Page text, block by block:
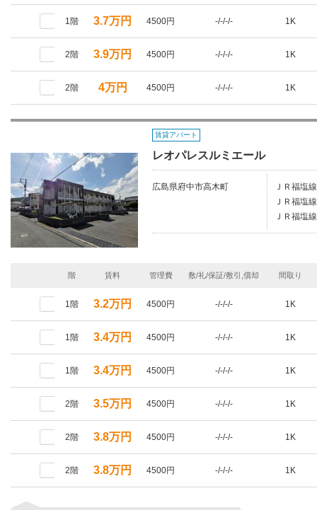
1階 3.7万円 4500円 -/-/-/- 1K
2階 3.9万円 4500円 -/-/-/- 1K
2階 4万円 4500円 -/-/-/- 1K
賃貸アパート
レオパレスルミエール
広島県府中市高木町
ＪＲ福塩
ＪＲ福塩
ＪＲ福塩
階 賃料 管理費 敷/礼/保証/敷引,償却 間取り
1階 3.2万円 4500円 -/-/-/- 1K
1階 3.4万円 4500円 -/-/-/- 1K
1階 3.4万円 4500円 -/-/-/- 1K
2階 3.5万円 4500円 -/-/-/- 1K
2階 3.8万円 4500円 -/-/-/- 1K
2階 3.8万円 4500円 -/-/-/- 1K